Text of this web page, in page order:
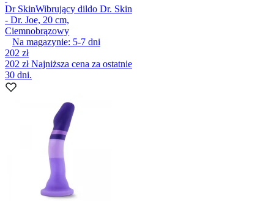
Dr SkinWibrujący dildo Dr. Skin
- Dr. Joe, 20 cm,
Ciemnobrązowy
Na magazynie: 5-7 dni
202 zł
202 złNajniższa cena za ostatnie
30 dni.